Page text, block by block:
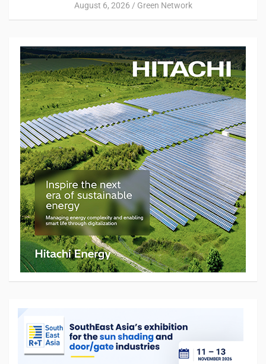
August 6, 2026 Green Network